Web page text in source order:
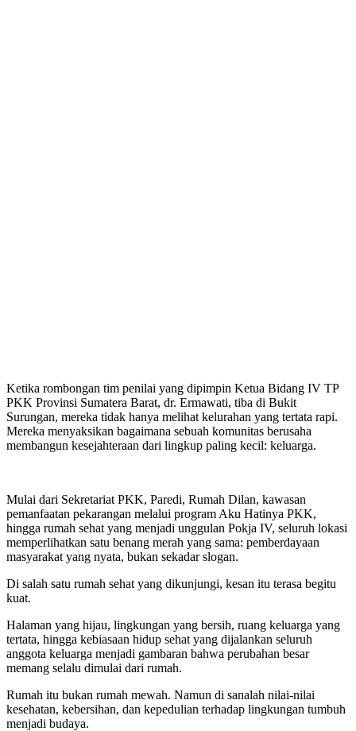
Ketika rombongan tim penilai yang dipimpin Ketua Bidang IV TP
PKK Provinsi Sumatera Barat, dr. Ermawati, tiba di Bukit
Surungan, mereka tidak hanya melihat kelurahan yang tertata rapi.
Mereka menyaksikan bagaimana sebuah komunitas berusaha
membangun kesejahteraan dari lingkup paling kecil: keluarga.
Mulai dari Sekretariat PKK, Paredi, Rumah Dilan, kawasan
pemanfaatan pekarangan melalui program Aku Hatinya PKK,
hingga rumah sehat yang menjadi unggulan Pokja IV, seluruh lokasi
memperlihatkan satu benang merah yang sama: pemberdayaan
masyarakat yang nyata, bukan sekadar slogan.
Di salah satu rumah sehat yang dikunjungi, kesan itu terasa begitu
kuat.
Halaman yang hijau, lingkungan yang bersih, ruang keluarga yang
tertata, hingga kebiasaan hidup sehat yang dijalankan seluruh
anggota keluarga menjadi gambaran bahwa perubahan besar
memang selalu dimulai dari rumah.
Rumah itu bukan rumah mewah. Namun di sanalah nilai-nilai
kesehatan, kebersihan, dan kepedulian terhadap lingkungan tumbuh
menjadi budaya.